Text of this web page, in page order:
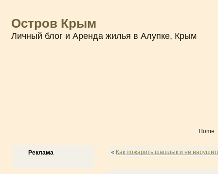
Остров Крым
Личный блог и Аренда жилья в Алупке, Крым
Home
Реклама « Как пожарить шашлык и не